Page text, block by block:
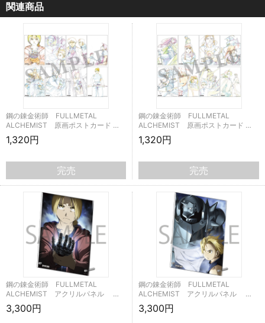
関連商品
鋼の錬金術師 FULLMETAL
ALCHEMIST 原画ポストカード …
1,320円
完売
鋼の錬金術師 FULLMETAL
ALCHEMIST 原画ポストカード …
1,320円
完売
鋼の錬金術師 FULLMETAL
ALCHEMIST アクリルパネル …
3,300円
鋼の錬金術師 FULLMETAL
ALCHEMIST アクリルパネル …
3,300円